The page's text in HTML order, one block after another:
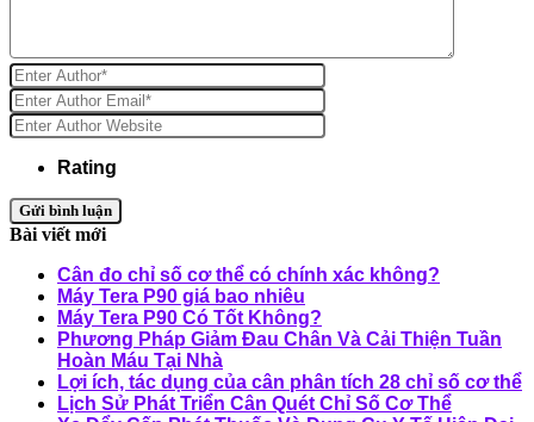
Rating
Bài viết mới
Cân đo chỉ số cơ thể có chính xác không?
Máy Tera P90 giá bao nhiêu
Máy Tera P90 Có Tốt Không?
Phương Pháp Giảm Đau Chân Và Cải Thiện Tuần
Hoàn Máu Tại Nhà
Lợi ích, tác dụng của cân phân tích 28 chỉ số cơ thể
Lịch Sử Phát Triển Cân Quét Chỉ Số Cơ Thể